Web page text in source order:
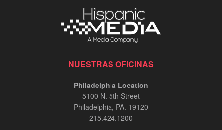
NUESTRAS OFICINAS
Philadelphia Location
5100 N. 5th Street
Philadelphia, PA. 19120
215.424.1200